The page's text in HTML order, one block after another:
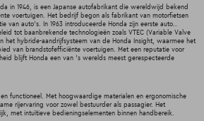
in 1946, is een Japanse autofabrikant die wereldwijd bekend
voertuigen. Het bedrijf begon als fabrikant van motorfietsen
van auto's. In 1963 introduceerde Honda zijn eerste auto..
tot baanbrekende technologieën zoals VTEC (Variable Valve
het hybride-aandrijfsysteem van de Honda Insight, waarmee het
van brandstofefficiënte voertuigen. Met een reputatie voor
blijft Honda een van 's werelds meest gerespecteerde
functioneel. Met hoogwaardige materialen en ergonomische
rijervaring voor zowel bestuurder als passagier. Het
met intuïtieve bedieningselementen binnen handbereik.